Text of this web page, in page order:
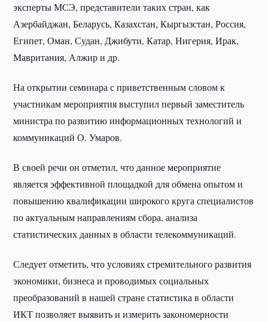
эксперты МСЭ, представители таких стран, как
Азербайджан, Беларусь, Казахстан, Кыргызстан, Россия,
Египет, Оман, Судан, Джибути, Катар, Нигерия, Ирак,
Мавритания, Алжир и др.
На открытии семинара с приветственным словом к
участникам мероприятия выступил первый заместитель
министра по развитию информационных технологий и
коммуникаций О. Умаров.
В своей речи он отметил, что данное мероприятие
является эффективной площадкой для обмена опытом и
повышению квалификации широкого круга специалистов
по актуальным направлениям сбора, анализа
статистических данных в области телекоммуникаций.
Следует отметить, что условиях стремительного развития
экономики, бизнеса и проводимых социальных
преобразований в нашей стране статистика в области
ИКТ позволяет выявить и измерить закономерности